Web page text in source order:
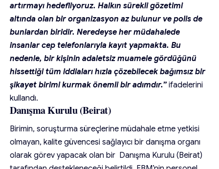
artırmayı hedefliyoruz. Halkın sürekli gözetimi
altında olan bir organizasyon az bulunur ve polis de
bunlardan biridir. Neredeyse her müdahalede
insanlar cep telefonlarıyla kayıt yapmakta. Bu
nedenle, bir kişinin adaletsiz muamele gördüğünü
hissettiği tüm iddiaları hızla çözebilecek bağımsız bir
şikayet birimi kurmak önemli bir adımdır.” ifadelerini
kullandı.
Danışma Kurulu (Beirat)
Birimin, soruşturma süreçlerine müdahale etme yetkisi
olmayan, kalite güvencesi sağlayıcı bir danışma organı
olarak görev yapacak olan bir Danışma Kurulu (Beirat)